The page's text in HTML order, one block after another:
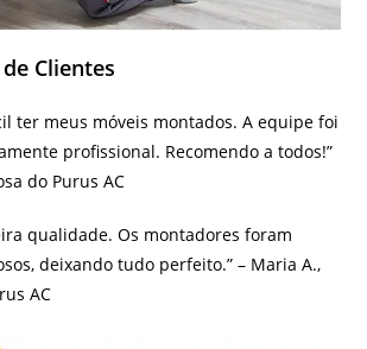
Clientes
ter meus móveis montados. A equipe foi
profissional. Recomendo a todos!”
do Purus AC
qualidade. Os montadores foram
deixando tudo perfeito.” – Maria A.,
AC